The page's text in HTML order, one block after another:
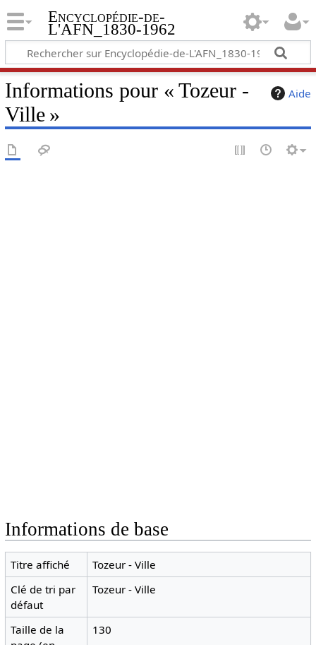
Encyclopédie-de-
L'AFN_1830-1962
Aide
Informations pour « Tozeur -
Ville »
Informations de base
Titre affiché
Tozeur - Ville
Clé de tri par
défaut
Tozeur - Ville
Taille de la
130